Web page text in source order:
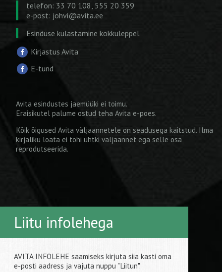
telefon: 33 70 108, 555 20 359
e-post: johvi@avita.ee
Esinduse külastamine kokkuleppel.
Kirjastus Avita
E-tund
Avita esindustes jaemüüki ei toimu.
Eraisikutel palume ostud teha Avita e-poes.
Kõik õigused Avita väljaannetele on seadusega kaitstud. Ilma
kirjaliku loata ei tohi ühtki väljaannet ega selle osa
reprodutseerida.
Liitu infolehega
AVITA INFOLEHE saamiseks kirjuta siia kasti oma
e-posti aadress ja vajuta nuppu "Liitun".